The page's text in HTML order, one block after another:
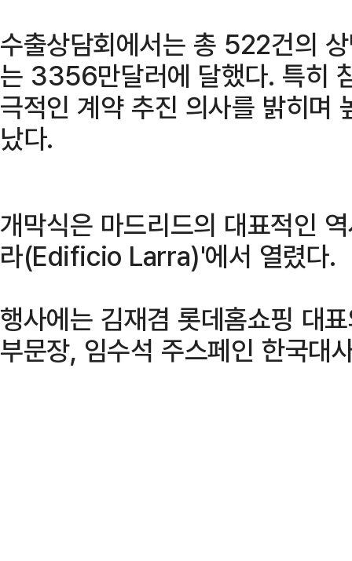
수출상담회에서는 총 522건의
는 3356만달러에 달했다. 특히
극적인 계약 추진 의사를 밝히며
났다.
개막식은 마드리드의 대표적인
라(Edificio Larra)'에서 열렸다.
행사에는 김재겸 롯데홈쇼핑 대
부문장, 임수석 주스페인 한국대